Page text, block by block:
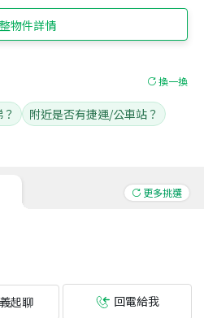
物件詳情
更多挑選
義起聊 回電給我
換一換
附近是否有捷運/公車站？